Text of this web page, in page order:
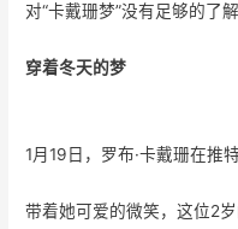
对“卡戴珊梦”没有足够的了解
穿着冬天的梦
1月19日，罗布·卡戴珊在推
带着她可爱的微笑，这位2